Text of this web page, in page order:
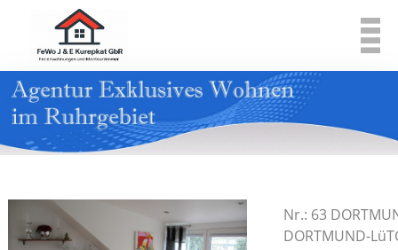
Nr.: 63
DORTMUND-